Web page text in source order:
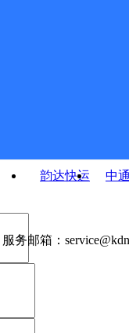
韵达快运
中
服务邮箱：